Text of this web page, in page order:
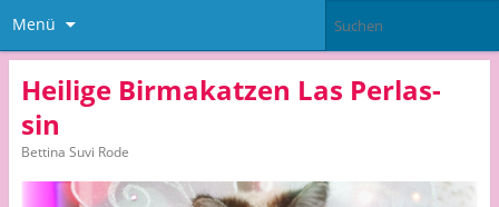
Menü
Heilige Birmakatzen Las Perlas-
sin
Bettina Suvi Rode